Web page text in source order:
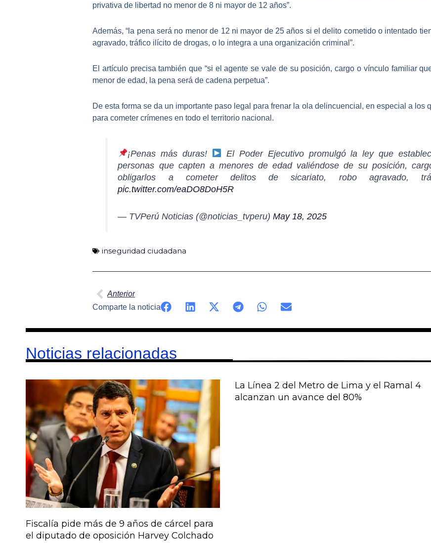
privativa de libertad no menor de 8 ni mayor de 12 años”.
Además, “la pena será no menor de 12 ni mayor de 25 años si el delito cometido o intentado
agravado, tráfico ilícito de drogas, o lo integra a una organización criminal ”.
El artículo precisa también que “si el agentese vale de su posición, cargo o vínculo familiar
menor de edad, la pena será de cadena perpetua”.
De esta forma se da un importante paso legal parafrenar la ola delincuencial , en especial a los
para cometer crímenes en todo el territorio nacional.
¡Penas más duras!
El Poder Ejecutivo promulgó la ley que
personas que capten a menores de edad valiéndose de su posición,
obligarlos a cometer delitos de sicariato, robo agravado,
pic.twitter.com/eaDO8DoH5R
— TVPerú Noticias (@noticias_tvperu)May 18, 2025
inseguridad ciudadana
Anterior
Comparte la noticia
Noticias relacionadas
Fiscalía pide más de 9 años de cárcel para
el diputado de oposición Harvey Colchado
La Línea 2 del Metro de Lima y el Ramal 4
alcanzan un avance del 80%